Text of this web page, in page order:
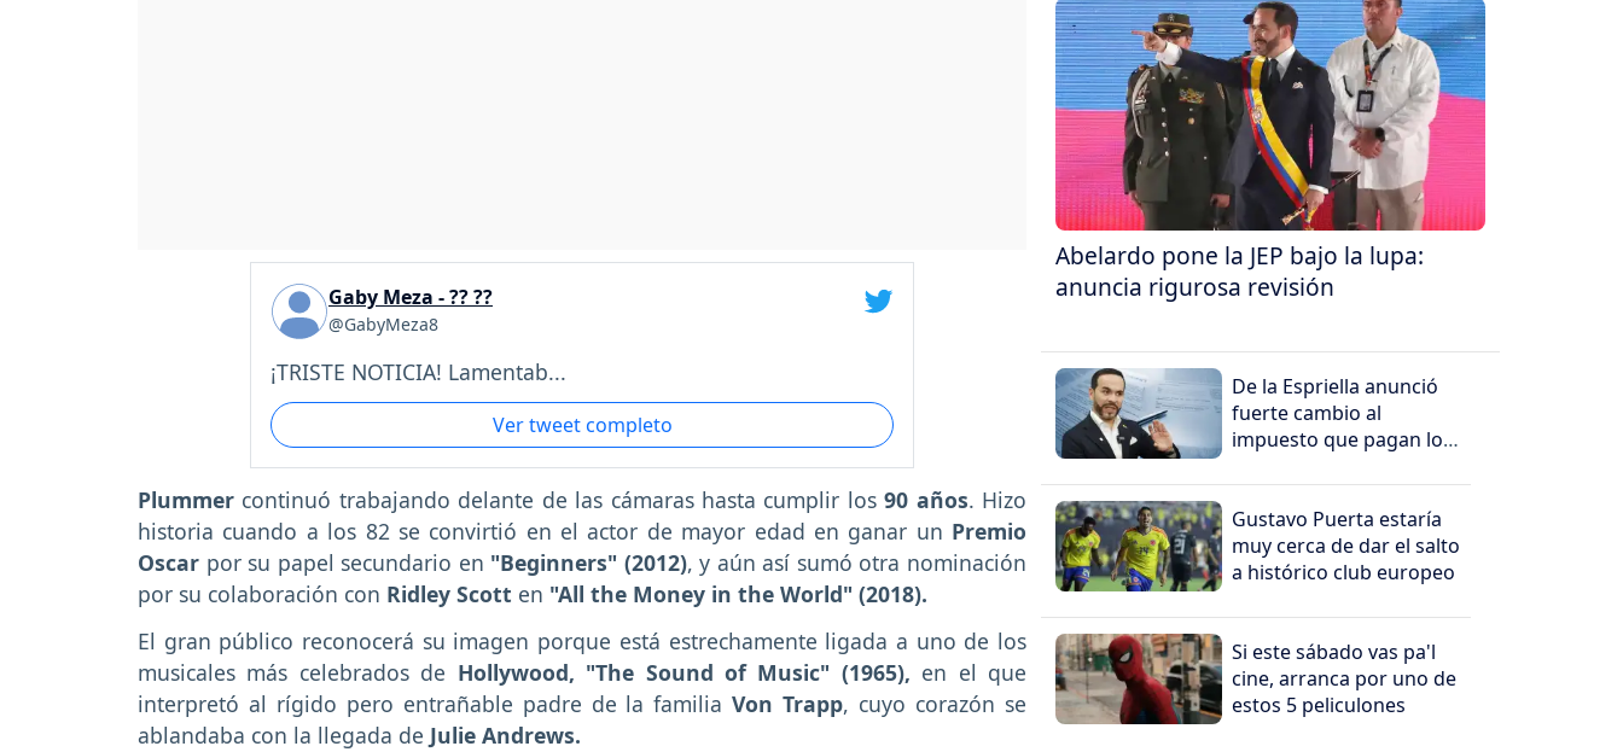
Gaby Meza - ?? ??
@GabyMeza8
¡TRISTE NOTICIA! Lamentab...
Ver tweet completo
Plummer continuó trabajando delante de las cámaras hasta cumplir los90 años. Hizo
historia cuando a los 82 se convirtió en el actor de mayor edad en ganar un Premio
Oscar por su papel secundario en "Beginners" (2012), y aún así sumó otra nominación
por su colaboración con Ridley Scott en "All the Money in the World" (2018).
El gran público reconocerá su imagen porque está estrechamente ligada a uno de los
musicales más celebrados de Hollywood, "The Sound of Music" (1965), en el que
interpretó al rígido pero entrañable padre de la familiaVon Trapp, cuyo corazón se
ablandaba con la llegada de Julie Andrews.
Abelardo pone la JEP bajo la lupa:
anuncia rigurosa revisión
De la Espriella anunció
fuerte cambio al
impuesto que pagan los
Gustavo Puerta estaría
muy cerca de dar el salto
a histórico club europeo
Si este sábado vas pa'l
cine, arranca por uno de
estos 5 peliculones